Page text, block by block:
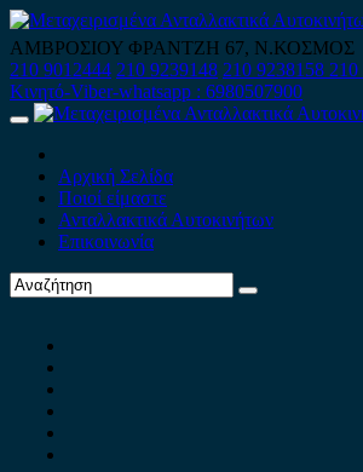
Skip
to
content
ΑΜΒΡΟΣΙΟΥ ΦΡΑΝΤΖΗ 67, Ν.ΚΟΣΜΟΣ
210 9012444 210 9239148 210 9238158 210
Κινητό-Viber-whatsapp : 6980507900
Primary
Αρχική Σελίδα
Ποιοί είμαστε
Ανταλλακτικά Αυτοκινήτων
Επικοινωνία